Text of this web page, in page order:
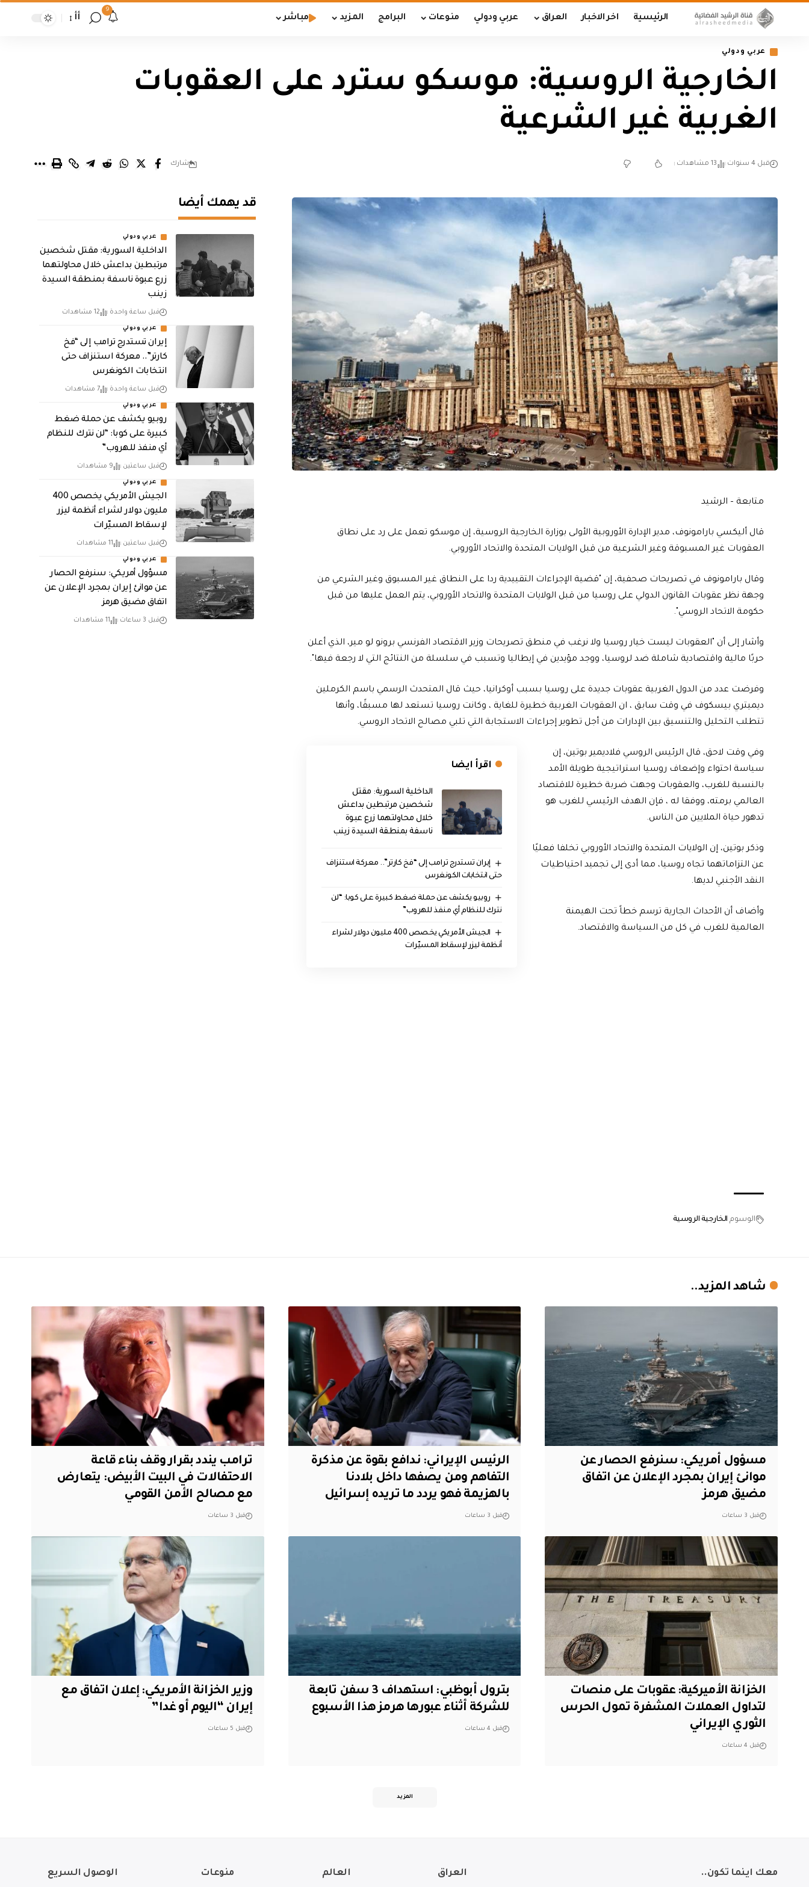
الرئيسية اخر الاخبار العراق عربي ودولي منوعات البرامج المزيد مباشر
9
أأ
عربي ودولي
الخارجية الروسية: موسكو سترد على العقوبات
الغربية غير الشرعية
قبل 4 سنوات 13 مشاهدات شارك
متابعة – الرشيد
قال أليكسي بارامونوف، مدير الإدارة الأوروبية الأولى بوزارة الخارجية الروسية، إن موسكو تعمل على رد على نطاق
العقوبات غير المسبوقة وغير الشرعية من قبل الولايات المتحدة والاتحاد الأوروبي.
وقال بارامونوف في تصريحات صحفية، إن "قضية الإجراءات التقييدية ردا على النطاق غير المسبوق وغير الشرعي من
وجهة نظر عقوبات القانون الدولي على روسيا من قبل الولايات المتحدة والاتحاد الأوروبي، يتم العمل عليها من قبل
حكومة الاتحاد الروسي".
وأشار إلى أن "العقوبات ليست خيار روسيا ولا نرغب في منطق تصريحات وزير الاقتصاد الفرنسي برونو لو مير، الذي أعلن
حربًا مالية واقتصادية شاملة ضد لروسيا، ووجد مؤيدين في إيطاليا وتسبب في سلسلة من النتائج التي لا رجعة فيها".
وفرضت عدد من الدول الغربية عقوبات جديدة على روسيا بسبب أوكرانيا، حيث قال المتحدث الرسمي باسم الكرملين
ديميتري بيسكوف في وقت سابق ، ان العقوبات الغربية خطيرة للغاية ، وكانت روسيا تستعد لها مسبقًا، وأنها
تتطلب التحليل والتنسيق بين الإدارات من أجل تطوير إجراءات الاستجابة التي تلبي مصالح الاتحاد الروسي.
اقرأ ايضا
الداخلية السورية: مقتل
شخصين مرتبطين بداعش
خلال محاولتهما زرع عبوة
ناسفة بمنطقة السيدة زينب
إيران تستدرج ترامب إلى “فخ كارتر”.. معركة استنزاف
حتى انتخابات الكونغرس
روبيو يكشف عن حملة ضغط كبيرة على كوبا: “لن
نترك للنظام أي منفذ للهروب”
الجيش الأمريكي يخصص 400 مليون دولار لشراء
أنظمة ليزر لإسقاط المسيّرات
وفي وقت لاحق، قال الرئيس الروسي فلاديمير بوتين، إن
سياسة احتواء وإضعاف روسيا استراتيجية طويلة الأمد
بالنسبة للغرب، والعقوبات وجهت ضربة خطيرة للاقتصاد
العالمي برمته، ووفقا له ، فإن الهدف الرئيسي للغرب هو
تدهور حياة الملايين من الناس.
وذكر بوتين، إن الولايات المتحدة والاتحاد الأوروبي تخلفا فعليًا
عن التزاماتهما تجاه روسيا، مما أدى إلى تجميد احتياطيات
النقد الأجنبي لديها.
وأضاف أن الأحداث الجارية ترسم خطاً تحت الهيمنة
العالمية للغرب في كل من السياسة والاقتصاد.
الوسوم الخارجية الروسية
قد يهمك أيضا
عربي ودولي
الداخلية السورية: مقتل شخصين
مرتبطين بداعش خلال محاولتهما
زرع عبوة ناسفة بمنطقة السيدة
زينب
قبل ساعة واحدة 12 مشاهدات
عربي ودولي
إيران تستدرج ترامب إلى “فخ
كارتر”.. معركة استنزاف حتى
انتخابات الكونغرس
قبل ساعة واحدة 7 مشاهدات
عربي ودولي
روبيو يكشف عن حملة ضغط
كبيرة على كوبا: “لن نترك للنظام
أي منفذ للهروب”
قبل ساعتين 9 مشاهدات
عربي ودولي
الجيش الأمريكي يخصص 400
مليون دولار لشراء أنظمة ليزر
لإسقاط المسيّرات
قبل ساعتين 11 مشاهدات
عربي ودولي
مسؤول أمريكي: سنرفع الحصار
عن موانئ إيران بمجرد الإعلان عن
اتفاق مضيق هرمز
قبل 3 ساعات 11 مشاهدات
شاهد المزيد..
مسؤول أمريكي: سنرفع الحصار عن
موانئ إيران بمجرد الإعلان عن اتفاق
مضيق هرمز
قبل 3 ساعات
الرئيس الإيراني: ندافع بقوة عن مذكرة
التفاهم ومن يصفها داخل بلادنا
بالهزيمة فهو يردد ما تريده إسرائيل
قبل 3 ساعات
ترامب يندد بقرار وقف بناء قاعة
الاحتفالات في البيت الأبيض: يتعارض
مع مصالح الأمن القومي
قبل 3 ساعات
الخزانة الأميركية: عقوبات على منصات
لتداول العملات المشفرة تمول الحرس
الثوري الإيراني
قبل 4 ساعات
بترول أبوظبي: استهداف 3 سفن تابعة
للشركة أثناء عبورها هرمز هذا الأسبوع
قبل 4 ساعات
وزير الخزانة الأمريكي: إعلان اتفاق مع
إيران “اليوم أو غدا”
قبل 5 ساعات
المزيد
معك اينما تكون.. العراق العالم منوعات الوصول السريع